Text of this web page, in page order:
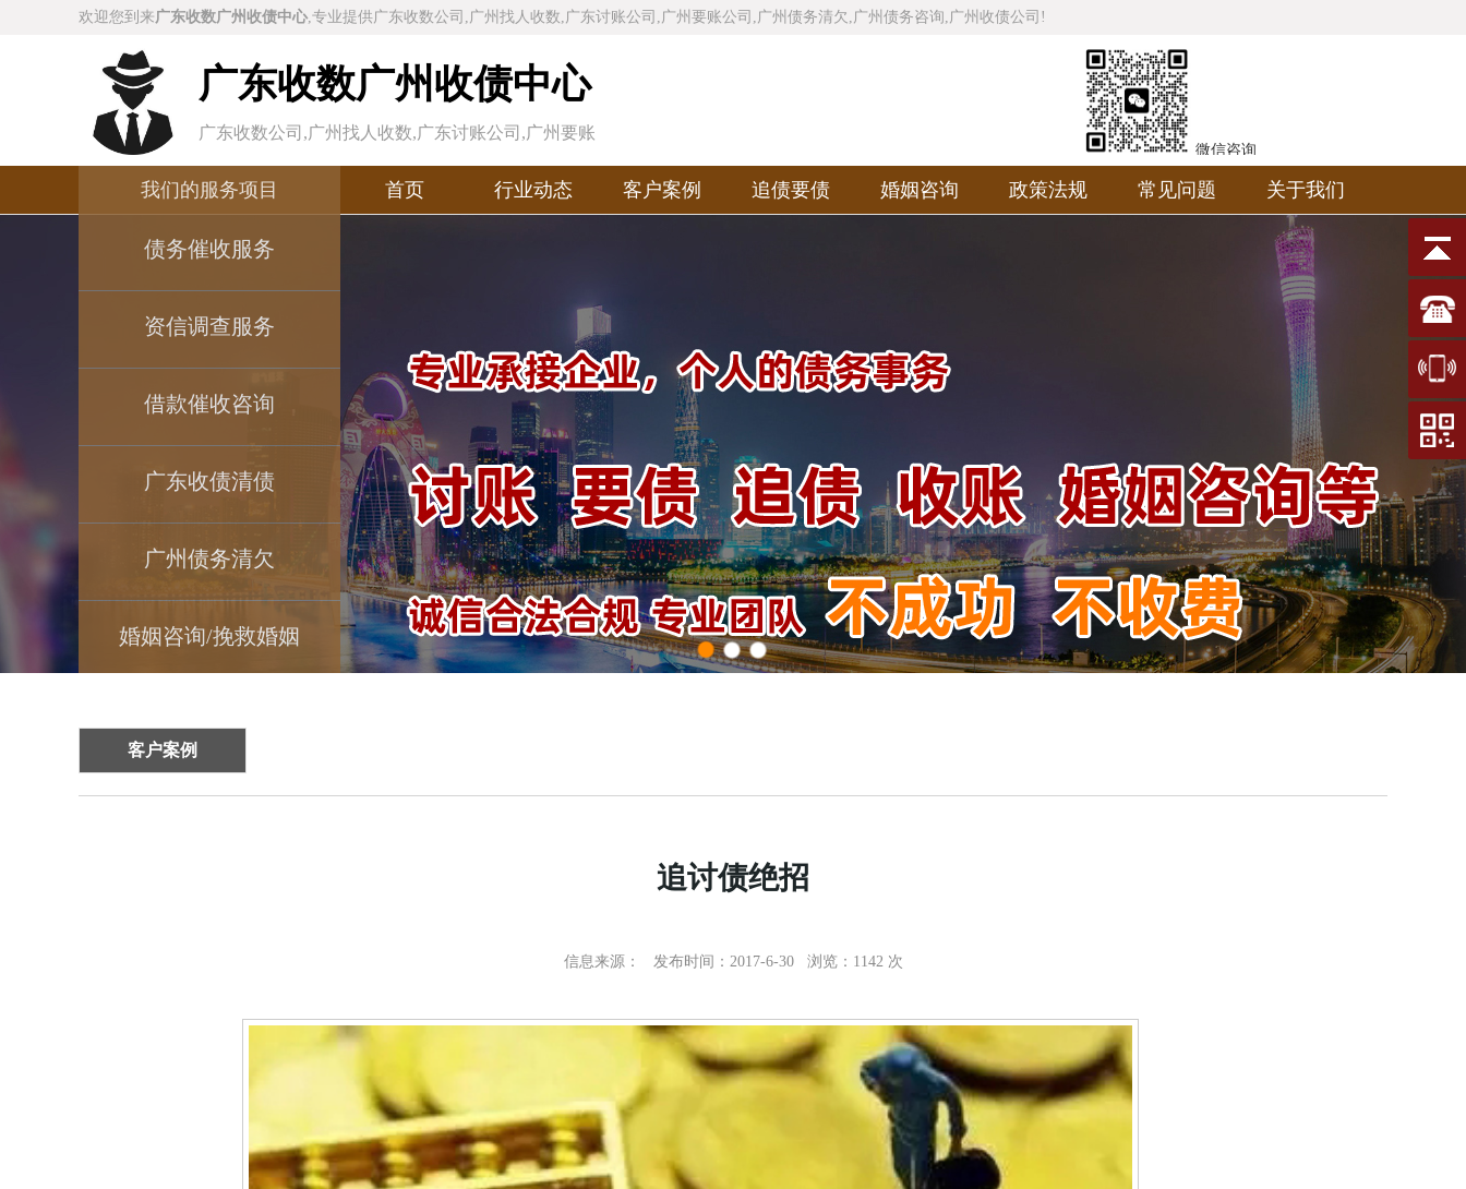
欢迎您到来广东收数广州收债中心,专业提供广东收数公司,广州找人收数,广东讨账公司,广州要账公司,广州债务清欠,广州债务咨询,广州收债公司!
广东收数广州收债中心
广东收数公司,广州找人收数,广东讨账公司,广州要账
微信咨询
我们的服务项目
债务催收服务
资信调查服务
借款催收咨询
广东收债清债
广州债务清欠
婚姻咨询/挽救婚姻
首页 行业动态 客户案例 追债要债 婚姻咨询 政策法规 常见问题 关于我们
客户案例
追讨债绝招
信息来源： 发布时间：2017-6-30 浏览： 1142 次